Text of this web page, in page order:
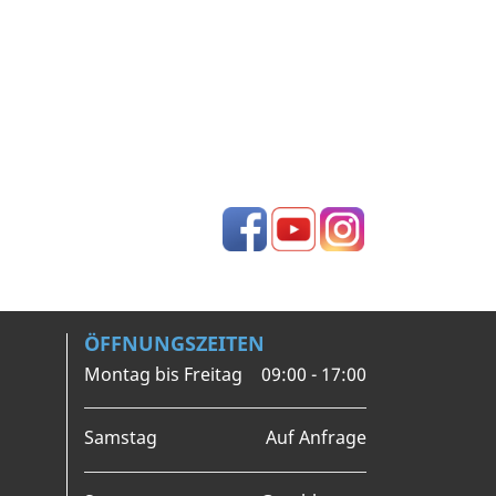
FacebookYouTubeInstagram
ÖFFNUNGSZEITEN
Montag bis Freitag 09:00 - 17:00
Samstag Auf Anfrage